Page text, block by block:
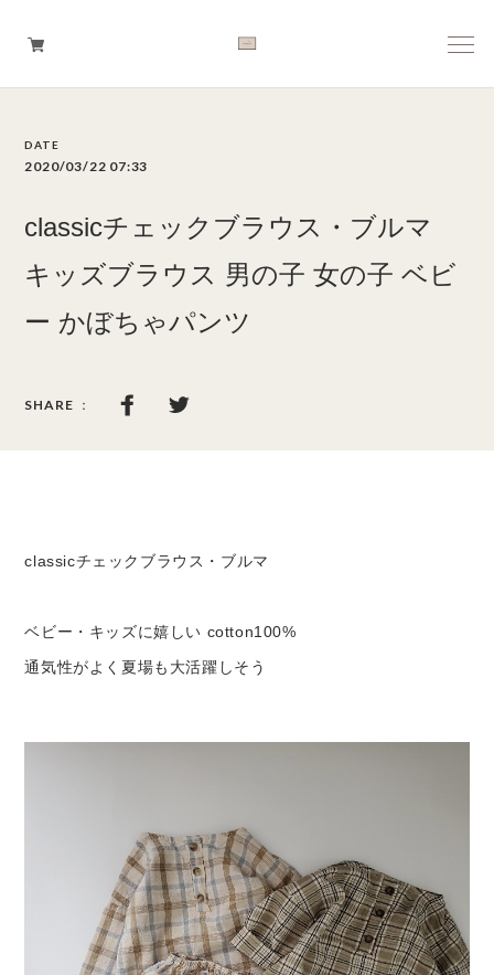
Baby
Brand
Room wear
Shoes
Bag
Accessories / Goods
classicチェックブラウス・ブルマ
キッズブラウス 男の子 女の子 ベビ
ー かぼちゃパンツ
2020/03/22 07:33
classicチェックブラウス ・ブルマ
ベビー・キッズに嬉しい cotton100%
通気性がよく夏場も大活躍しそう